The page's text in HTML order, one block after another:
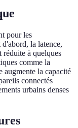
pour les
la latence,
réduite à quelques
comme la
augmente la capacité
connectés
urbains denses